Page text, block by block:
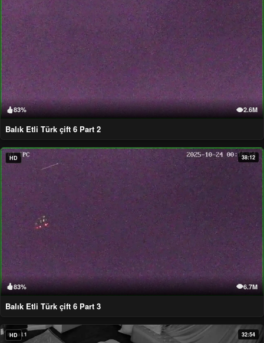
83% 2.6M
Balık Etli Türk çift 6 Part 2
HD 38:12
83% 6.7M
Balık Etli Türk çift 6 Part 3
HD 32:54